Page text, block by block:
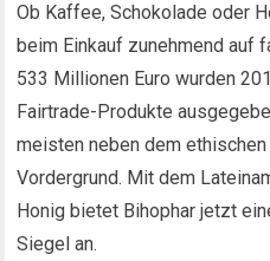
Ob Kaffee, Schokolade oder
beim Einkauf zunehmend auf
533 Millionen Euro wurden
Fairtrade-Produkte
meisten neben dem
Vordergrund. Mit dem
Honig bietet Bihophar jetzt
Siegel an.